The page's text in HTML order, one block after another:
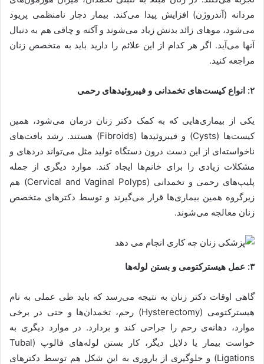
مردانه (آندروژن) افزایش پیدا می‌کند. بیمار دچار نامنظمی پریود
می‌شود، موهای زائد بدنش زیاد می‌شوند و آکنه و چاقی هم به دنبال
آنها می‌آید. اگر هر کدام از این علائم را دارید باید به متخصص زنان
مراجعه کنید.
۲: انواع کیست‌های تخمدانی و فیبروئیدهای رحمی
یکی از بیماری‌هایی که به کمک دکتر زنان درمان می‌شود، همین
کیست‌ها (Cysts) و فیبروئیدها (Fibroids) هستند. رشد بافت‌های
ناخواسته‌ای از این دست درون دستگاه تولید مثل می‌تواند دردهای و
مشکلات زیادی را برای خانم‌ها ایجاد کند. موارد دیگری از جمله
پلیپ‌های رحمی و تخمدانی (Cervical and Vaginal Polyps) هم
زیرگروه همین بیماری‌ها قرار می‌گیرند و توسط دکترهای متخصص
زنان معالجه می‌شوند.
۳: عمل هیسترکتومی و بستن لوله‌ها
گاهی اوقات دکتر زنان به نتیجه می‌رسد که باید طی عملی به نام
هیسترکتومی (Hysterectomy) رحم، تخمدان‌ها و حتی در برخی
موارد، دهانه‌ی رحم را جراحی کند و بردارد. در موارد دیگری به
خواست بیمار یا دلایل دیگر، کار بستن لوله‌های فالوپ (Tubal
Ligations) و جلوگیری از باروری به این شکل هم توسط دکترهای